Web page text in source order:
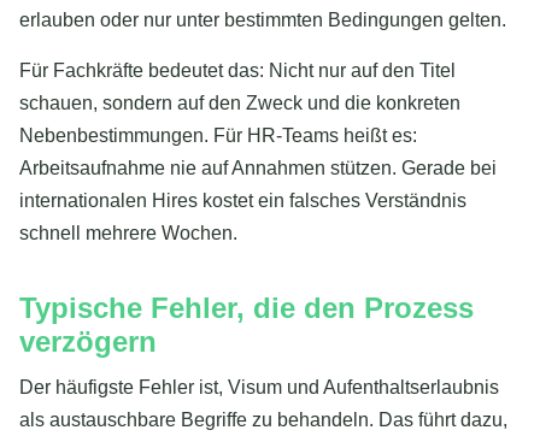
erlauben oder nur unter bestimmten Bedingungen gelten.
Für Fachkräfte bedeutet das: Nicht nur auf den Titel
schauen, sondern auf den Zweck und die konkreten
Nebenbestimmungen. Für HR-Teams heißt es:
Arbeitsaufnahme nie auf Annahmen stützen. Gerade bei
internationalen Hires kostet ein falsches Verständnis
schnell mehrere Wochen.
Typische Fehler, die den Prozess
verzögern
Der häufigste Fehler ist, Visum und Aufenthaltserlaubnis
als austauschbare Begriffe zu behandeln. Das führt dazu,